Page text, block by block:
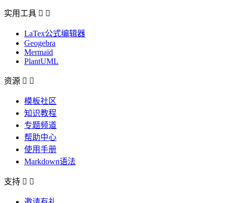
实用工具  
LaTex公式编辑器
Geogebra
Mermaid
PlantUML
资源  
模板社区
知识教程
专题频道
帮助中心
使用手册
Markdown语法
支持  